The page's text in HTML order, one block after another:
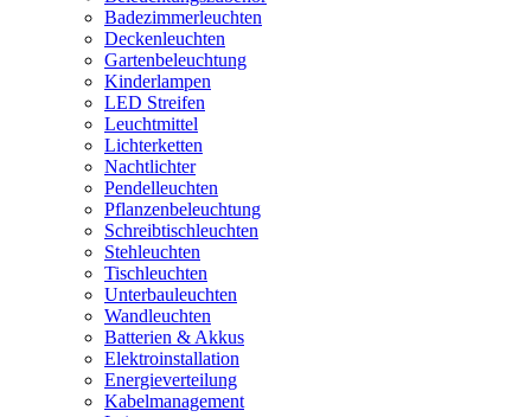
Badezimmerleuchten
Deckenleuchten
Gartenbeleuchtung
Kinderlampen
LED Streifen
Leuchtmittel
Lichterketten
Nachtlichter
Pendelleuchten
Pflanzenbeleuchtung
Schreibtischleuchten
Stehleuchten
Tischleuchten
Unterbauleuchten
Wandleuchten
Batterien & Akkus
Elektroinstallation
Energieverteilung
Kabelmanagement